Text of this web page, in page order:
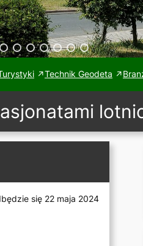
Technik Geodeta
się 22 maja 2024